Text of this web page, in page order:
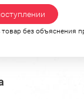
без объяснения